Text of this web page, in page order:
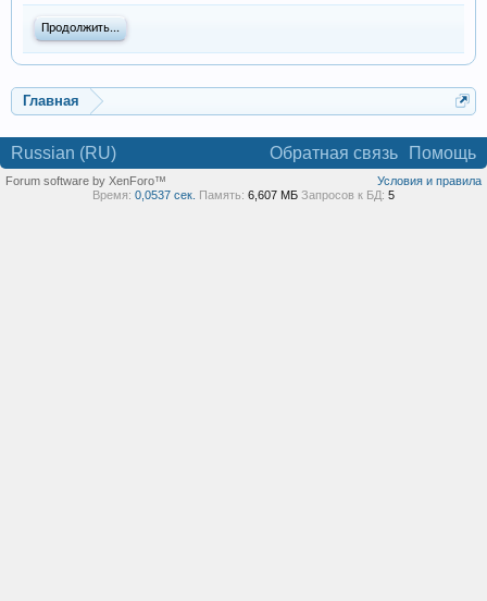
Продолжить...
Главная
Russian (RU) Обратная связь Помощь
Условия и правила
Forum software by XenForo™
Время: 0,0537 сек. Память: 6,607 МБ Запросов к БД: 5